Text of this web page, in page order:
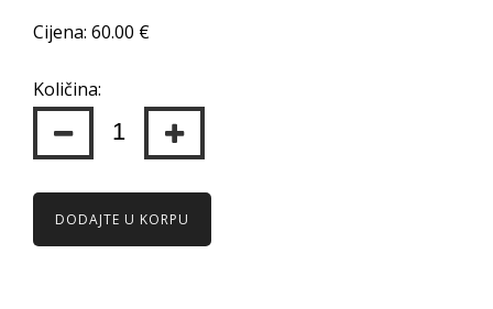
Cijena: 60.00 €
Količina:
DODAJTE U KORPU